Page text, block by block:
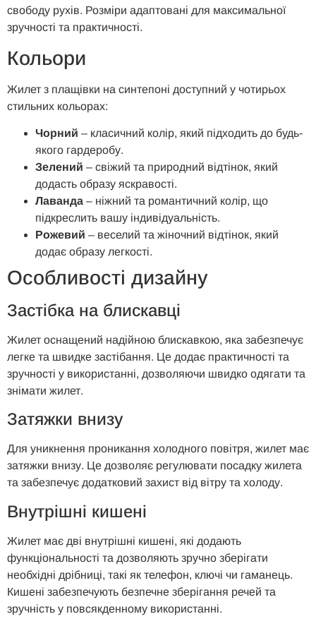
свободу рухів. Розміри адаптовані для максимальної
зручності та практичності.
Кольори
Жилет з плащівки на синтепоні доступний у чотирьох
стильних кольорах:
Чорний – класичний колір, який підходить до будь-
якого гардеробу.
Зелений – свіжий та природний відтінок, який
додасть образу яскравості.
Лаванда – ніжний та романтичний колір, що
підкреслить вашу індивідуальність.
Рожевий – веселий та жіночний відтінок, який
додає образу легкості.
Особливості дизайну
Застібка на блискавці
Жилет оснащений надійною блискавкою, яка забезпечує
легке та швидке застібання. Це додає практичності та
зручності у використанні, дозволяючи швидко одягати та
знімати жилет.
Затяжки внизу
Для уникнення проникання холодного повітря, жилет має
затяжки внизу. Це дозволяє регулювати посадку жилета
та забезпечує додатковий захист від вітру та холоду.
Внутрішні кишені
Жилет має дві внутрішні кишені, які додають
функціональності та дозволяють зручно зберігати
необхідні дрібниці, такі як телефон, ключі чи гаманець.
Кишені забезпечують безпечне зберігання речей та
зручність у повсякденному використанні.